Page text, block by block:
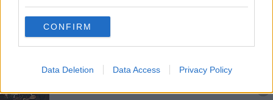
CONFIRM
Data Deletion Data Access Privacy Policy
Novi Musica, menzione speciale per Lorenzo